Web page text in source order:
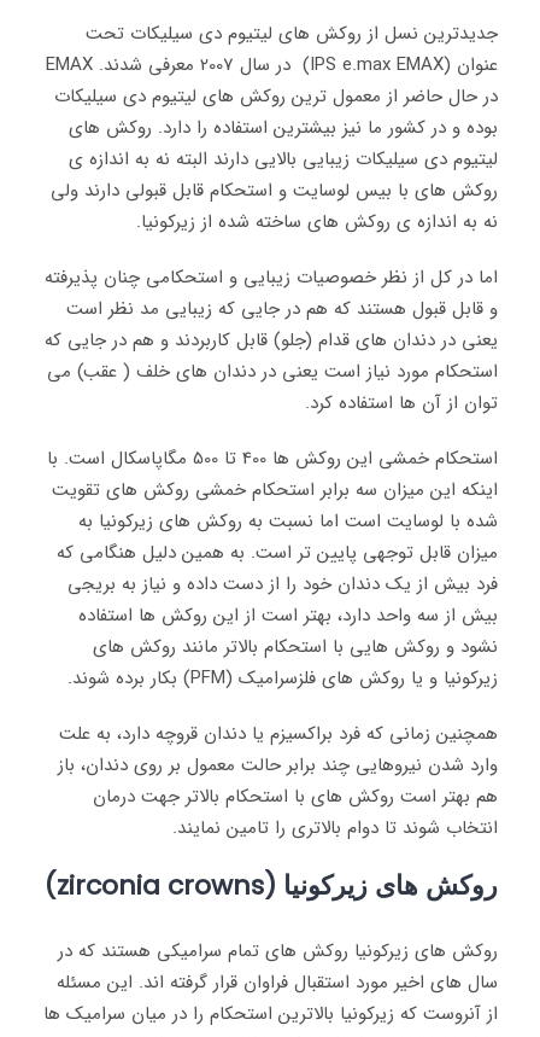
جدیدترین نسل از روکش های لیتیوم دی سیلیکات تحت
عنوان (IPS e.max EMAX) در سال 2007 معرفی شدند. EMAX
در حال حاضر از معمول ترین روکش های لیتیوم دی سیلیکات
بوده و در کشور ما نیز بیشترین استفاده را دارد. روکش های
لیتیوم دی سیلیکات زیبایی بالایی دارند البته نه به اندازه ی
روکش های با بیس لوسایت و استحکام قابل قبولی دارند ولی
نه به اندازه ی روکش های ساخته شده از زیرکونیا.
اما در کل از نظر خصوصیات زیبایی و استحکامی چنان پذیرفته
و قابل قبول هستند که هم در جایی که زیبایی مد نظر است
یعنی در دندان های قدام (جلو) قابل کاربردند و هم در جایی که
استحکام مورد نیاز است یعنی در دندان های خلف ( عقب) می
توان از آن ها استفاده کرد.
استحکام خمشی این روکش ها 400 تا 500 مگاپاسکال است. با
اینکه این میزان سه برابر استحکام خمشی روکش های تقویت
شده با لوسایت است اما نسبت به روکش های زیرکونیا به
میزان قابل توجهی پایین تر است. به همین دلیل هنگامی که
فرد بیش از یک دندان خود را از دست داده و نیاز به بریجی
بیش از سه واحد دارد، بهتر است از این روکش ها استفاده
نشود و روکش هایی با استحکام بالاتر مانند روکش های
زیرکونیا و یا روکش های فلزسرامیک (PFM) بکار برده شوند
.
همچنین زمانی که فرد براکسیزم یا دندان قروچه دارد، به علت
وارد شدن نیروهایی چند برابر حالت معمول بر روی دندان، باز
هم بهتر است روکش های با استحکام بالاتر جهت درمان
انتخاب شوند تا دوام بالاتری را تامین نمایند.
روکش های زیرکونیا (zirconia crowns)
روکش های زیرکونیا روکش های تمام سرامیکی هستند که در
سال های اخیر مورد استقبال فراوان قرار گرفته اند. این مسئله
از آنروست که زیرکونیا بالاترین استحکام را در میان سرامیک ها